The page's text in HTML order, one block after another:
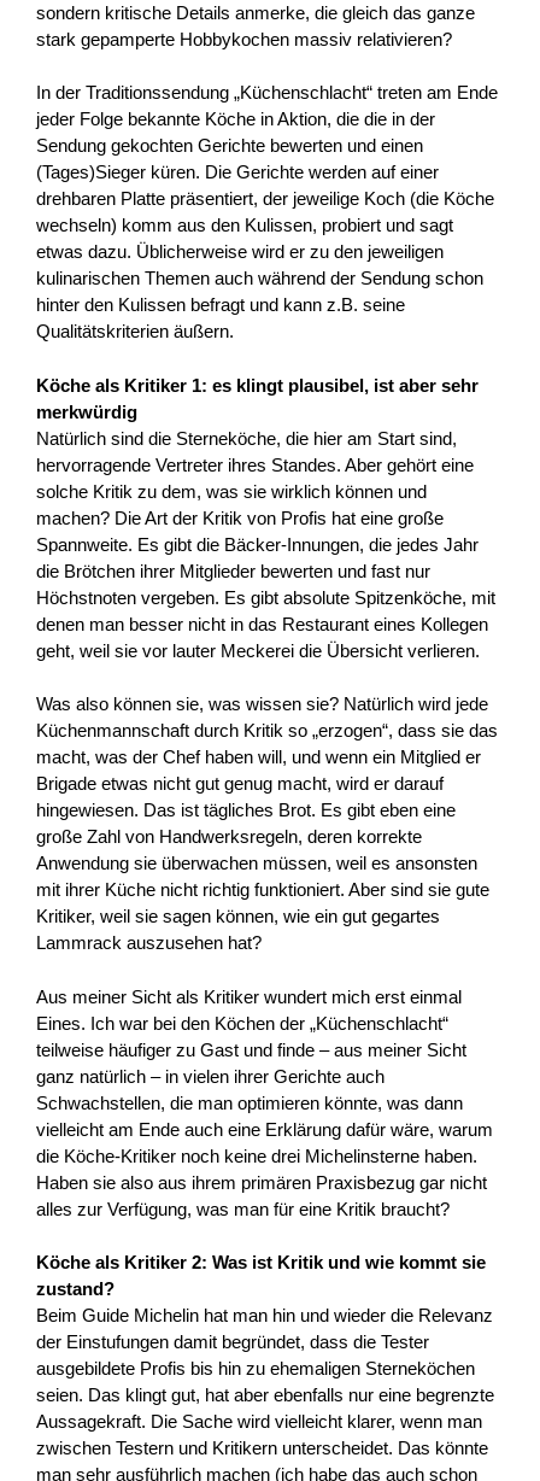
sondern kritische Details anmerke, die gleich das ganze
stark gepamperte Hobbykochen massiv relativieren?
In der Traditionssendung „Küchenschlacht“ treten am Ende
jeder Folge bekannte Köche in Aktion, die die in der
Sendung gekochten Gerichte bewerten und einen
(Tages)Sieger küren. Die Gerichte werden auf einer
drehbaren Platte präsentiert, der jeweilige Koch (die Köche
wechseln) komm aus den Kulissen, probiert und sagt
etwas dazu. Üblicherweise wird er zu den jeweiligen
kulinarischen Themen auch während der Sendung schon
hinter den Kulissen befragt und kann z.B. seine
Qualitätskriterien äußern.
Köche als Kritiker 1: es klingt plausibel, ist aber sehr
merkwürdig
Natürlich sind die Sterneköche, die hier am Start sind,
hervorragende Vertreter ihres Standes. Aber gehört eine
solche Kritik zu dem, was sie wirklich können und
machen? Die Art der Kritik von Profis hat eine große
Spannweite. Es gibt die Bäcker-Innungen, die jedes Jahr
die Brötchen ihrer Mitglieder bewerten und fast nur
Höchstnoten vergeben. Es gibt absolute Spitzenköche, mit
denen man besser nicht in das Restaurant eines Kollegen
geht, weil sie vor lauter Meckerei die Übersicht verlieren.
Was also können sie, was wissen sie? Natürlich wird jede
Küchenmannschaft durch Kritik so „erzogen“, dass sie das
macht, was der Chef haben will, und wenn ein Mitglied er
Brigade etwas nicht gut genug macht, wird er darauf
hingewiesen. Das ist tägliches Brot. Es gibt eben eine
große Zahl von Handwerksregeln, deren korrekte
Anwendung sie überwachen müssen, weil es ansonsten
mit ihrer Küche nicht richtig funktioniert. Aber sind sie gute
Kritiker, weil sie sagen können, wie ein gut gegartes
Lammrack auszusehen hat?
Aus meiner Sicht als Kritiker wundert mich erst einmal
Eines. Ich war bei den Köchen der „Küchenschlacht“
teilweise häufiger zu Gast und finde – aus meiner Sicht
ganz natürlich – in vielen ihrer Gerichte auch
Schwachstellen, die man optimieren könnte, was dann
vielleicht am Ende auch eine Erklärung dafür wäre, warum
die Köche-Kritiker noch keine drei Michelinsterne haben.
Haben sie also aus ihrem primären Praxisbezug gar nicht
alles zur Verfügung, was man für eine Kritik braucht?
Köche als Kritiker 2: Was ist Kritik und wie kommt sie
zustand?
Beim Guide Michelin hat man hin und wieder die Relevanz
der Einstufungen damit begründet, dass die Tester
ausgebildete Profis bis hin zu ehemaligen Sterneköchen
seien. Das klingt gut, hat aber ebenfalls nur eine begrenzte
Aussagekraft. Die Sache wird vielleicht klarer, wenn man
zwischen Testern und Kritikern unterscheidet. Das könnte
man sehr ausführlich machen (ich habe das auch schon